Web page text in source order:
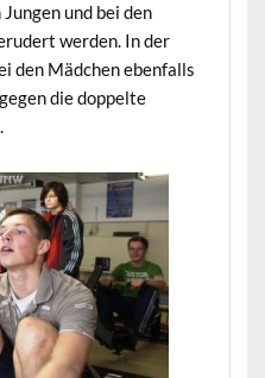
und bei den
werden. In der
den Mädchen ebenfalls
die doppelte